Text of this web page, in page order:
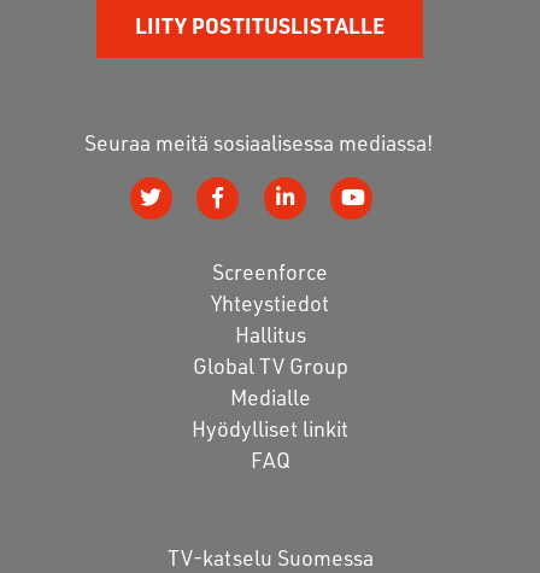
LIITY POSTITUSLISTALLE
Seuraa meitä sosiaalisessa mediassa!
Screenforce
Yhteystiedot
Hallitus
Global TV Group
Medialle
Hyödylliset linkit
FAQ
TV-katselu Suomessa